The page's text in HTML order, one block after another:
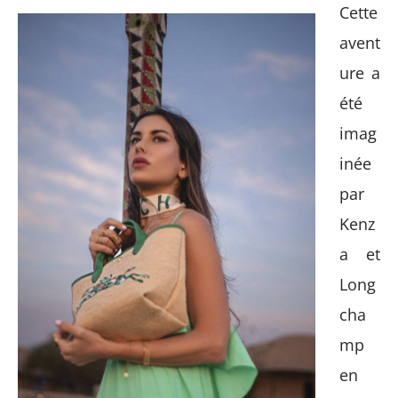
Cette
avent
ure a
été
imag
inée
par
Kenz
a et
Long
cha
mp
en